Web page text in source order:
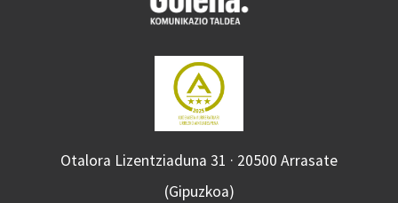
Otalora Lizentziaduna 31 · 20500 Arrasate
(Gipuzkoa)